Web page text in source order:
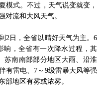
模式。不过，天气说变就变，
对流和大风天气。
2日，全省以晴好天气为主。6
响，全省有一次降水过程，其
苏南南部部分地区大雨、沿淮
有雷电、7～9级雷暴大风等强
部地区有雾或浓雾。